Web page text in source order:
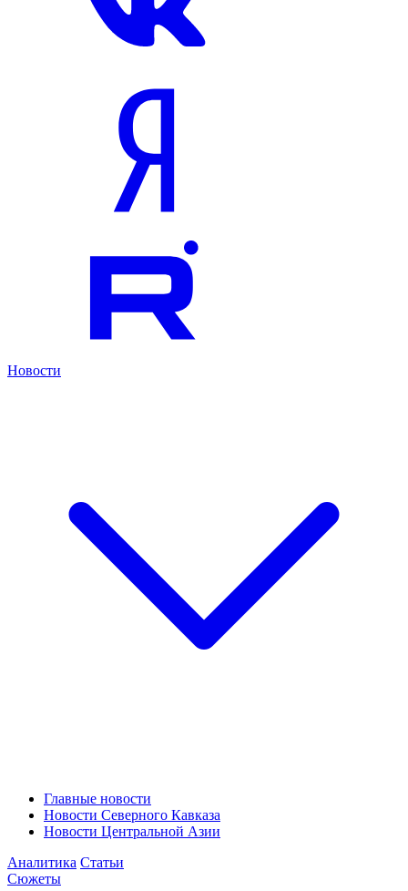
Новости
Главные новости
Новости Северного Кавказа
Новости Центральной Азии
Аналитика Статьи
Сюжеты